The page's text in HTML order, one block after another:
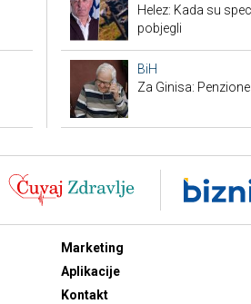
Helez: Kada su
pobjegli
BiH
Za Ginisa:
Marketing
Aplikacije
Kontakt